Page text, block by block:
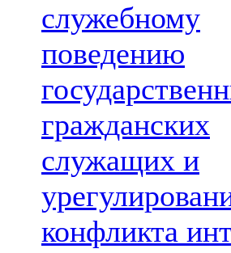
служебному
поведению
гражданских
служащих и
конфликта